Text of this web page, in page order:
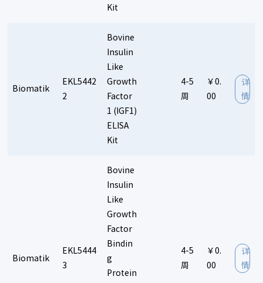
Kit
Biomatik
EKL5442
2
Bovine
Insulin
Like
Growth
Factor
1 (IGF1)
ELISA
Kit
4-5
周
￥0.
00
详
情
Biomatik
EKL5444
3
Bovine
Insulin
Like
Growth
Factor
Bindin
g
Protein
4-5
周
￥0.
00
详
情